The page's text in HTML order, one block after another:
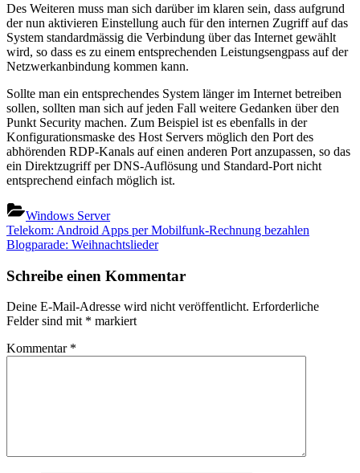
Des Weiteren muss man sich darüber im klaren sein, dass aufgrund
der nun aktivieren Einstellung auch für den internen Zugriff auf das
System standardmässig die Verbindung über das Internet gewählt
wird, so dass es zu einem entsprechenden Leistungsengpass auf der
Netzwerkanbindung kommen kann.
Sollte man ein entsprechendes System länger im Internet betreiben
sollen, sollten man sich auf jeden Fall weitere Gedanken über den
Punkt Security machen. Zum Beispiel ist es ebenfalls in der
Konfigurationsmaske des Host Servers möglich den Port des
abhörenden RDP-Kanals auf einen anderen Port anzupassen, so das
ein Direktzugriff per DNS-Auflösung und Standard-Port nicht
entsprechend einfach möglich ist.
Windows Server
Beitragsnavigation
Previous
Post:
Telekom: Android Apps per Mobilfunk-Rechnung bezahlen
Next
Blogparade: Weihnachtslieder
Schreibe einen Kommentar
Deine E-Mail-Adresse wird nicht veröffentlicht. Erforderliche
Felder sind mit * markiert
Kommentar *